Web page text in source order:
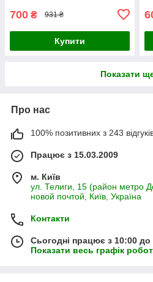
700 ₴ 931 ₴
Купити
Показати
Про нас
100% позитивних з 243
Працює з 15.03.2009
м. Київ
ул. Телиги, 15 (район метро
новой почтой, Київ, Україна
Контакти
Сьогодні працює з 10:00 до
Показати весь графік